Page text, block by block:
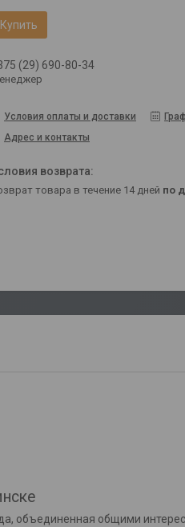
Купить
(29) 690-80-34
Условия оплаты и доставки
Адрес и контакты
товара в течение 14 дней по
объединенная общими